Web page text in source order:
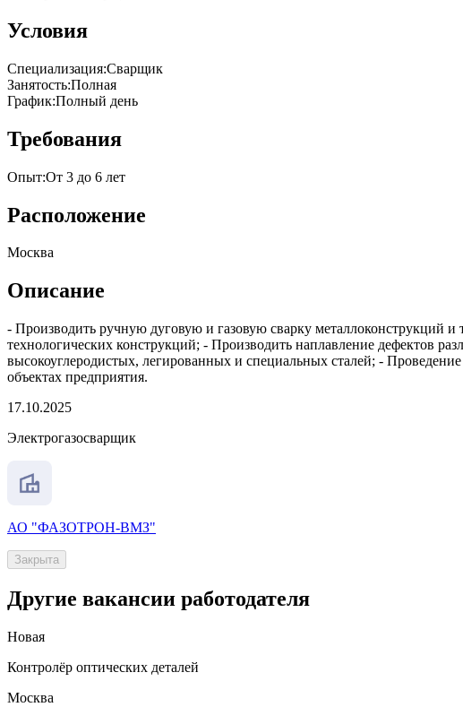
Условия
Специализация:Сварщик
Занятость:Полная
График:Полный день
Требования
Опыт:От 3 до 6 лет
Расположение
Москва
Описание
- Производить ручную дуговую и газовую сварку металлоконструкций
технологических конструкций; - Производить наплавление дефектов
высокоуглеродистых, легированных и специальных сталей; -
объектах предприятия.
17.10.2025
Электрогазосварщик
АО "ФАЗОТРОН-ВМЗ"
Закрыта
Другие вакансии работодателя
Новая
Контролёр оптических деталей
Москва